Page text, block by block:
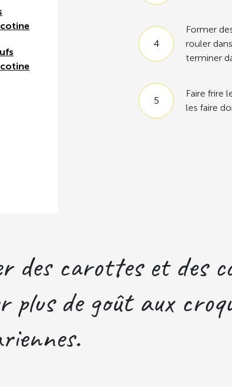
Former
rouler
terminer
Faire frire
les faire
des carottes et des
plus de goût aux